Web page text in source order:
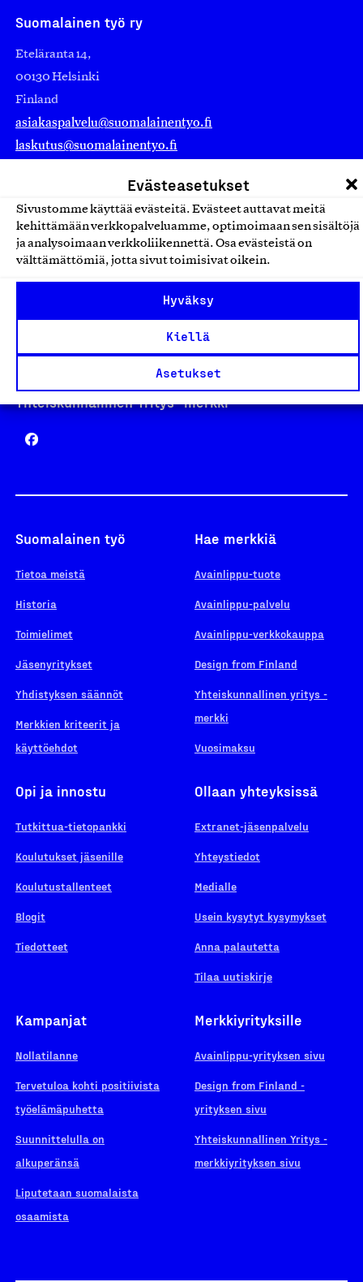
Evästeasetukset
Sivustomme käyttää evästeitä. Evästeet auttavat meitä
kehittämään verkkopalveluamme, optimoimaan sen sisältöjä
ja analysoimaan verkkoliikennettä. Osa evästeistä on
välttämättömiä, jotta sivut toimisivat oikein.
Hyväksy
Kiellä
Asetukset
Suomalainen työ ry
Eteläranta 14,
00130 Helsinki
Finland
asiakaspalvelu@suomalainentyo.fi
laskutus@suomalainentyo.fi
Avainlippu
Design From Finland
Yhteiskunnallinen Yritys -merkki
Suomalainen työ
Tietoa meistä
Historia
Toimielimet
Jäsenyritykset
Yhdistyksen säännöt
Merkkien kriteerit ja
käyttöehdot
Hae merkkiä
Avainlippu-tuote
Avainlippu-palvelu
Avainlippu-verkkokauppa
Design from Finland
Yhteiskunnallinen yritys -
merkki
Vuosimaksu
Opi ja innostu
Tutkittua-tietopankki
Koulutukset jäsenille
Koulutustallenteet
Blogit
Tiedotteet
Ollaan yhteyksissä
Extranet-jäsenpalvelu
Yhteystiedot
Medialle
Usein kysytyt kysymykset
Anna palautetta
Tilaa uutiskirje
Kampanjat
Nollatilanne
Tervetuloa kohti positiivista
työelämäpuhetta
Suunnittelulla on
alkuperänsä
Liputetaan suomalaista
osaamista
Merkkiyrityksille
Avainlippu-yrityksen sivu
Design from Finland -
yrityksen sivu
Yhteiskunnallinen Yritys -
merkkiyrityksen sivu